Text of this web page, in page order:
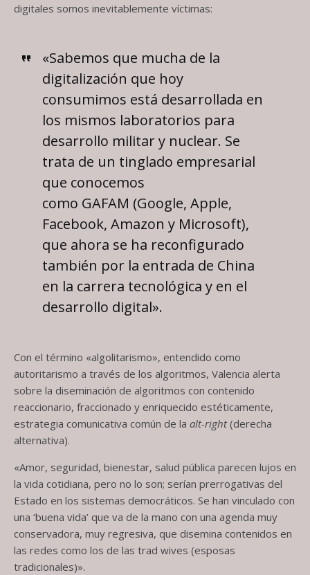
digitales somos inevitablemente víctimas:
«Sabemos que mucha de la
digitalización que hoy
consumimos está desarrollada en
los mismos laboratorios para
desarrollo militar y nuclear. Se
trata de un tinglado empresarial
que conocemos
como GAFAM (Google, Apple,
Facebook, Amazon y Microsoft),
que ahora se ha reconfigurado
también por la entrada de China
en la carrera tecnológica y en el
desarrollo digital».
Con el término «algolitarismo», entendido como
autoritarismo a través de los algoritmos, Valencia alerta
sobre la diseminación de algoritmos con contenido
reaccionario, fraccionado y enriquecido estéticamente,
estrategia comunicativa común de la alt-right(derecha
alternativa).
«Amor, seguridad, bienestar, salud pública parecen lujos en
la vida cotidiana, pero no lo son; serían prerrogativas del
Estado en los sistemas democráticos. Se han vinculado con
una ‘buena vida’ que va de la mano con una agenda muy
conservadora, muy regresiva, que disemina contenidos en
las redes como los de las trad wives (esposas
tradicionales)».